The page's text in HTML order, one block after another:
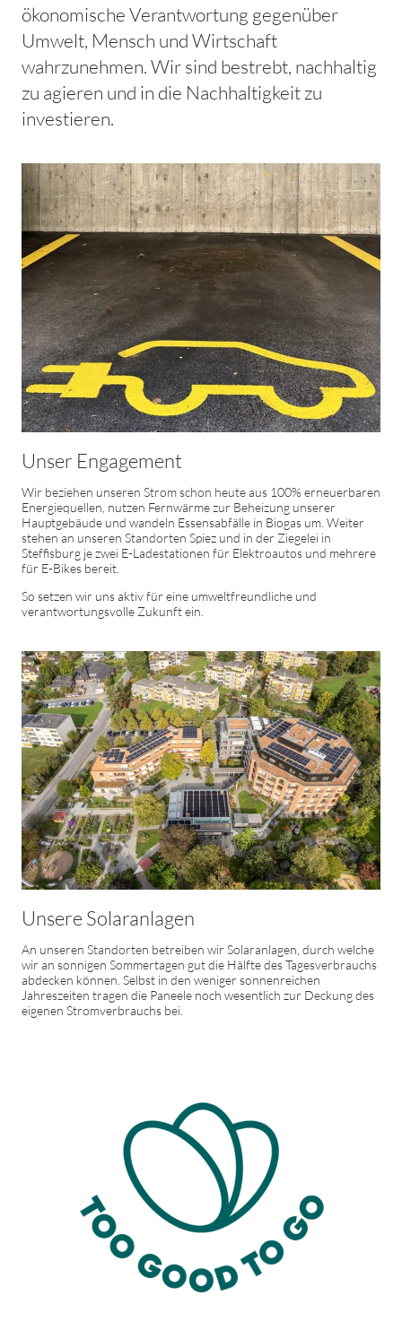
ökonomische Verantwortung gegenüber
Umwelt, Mensch und Wirtschaft
wahrzunehmen. Wir sind bestrebt, nachhaltig
zu agieren und in die Nachhaltigkeit zu
investieren.
Unser Engagement
Wir beziehen unseren Strom schon heute aus 100% erneuerbaren
Energiequellen, nutzen Fernwärme zur Beheizung unserer
Hauptgebäude und wandeln Essensabfälle in Biogas um. Weiter
stehen an unseren Standorten Spiez und in der Ziegelei in
Steffisburg je zwei E-Ladestationen für Elektroautos und mehrere
für E-Bikes bereit.
So setzen wir uns aktiv für eine umweltfreundliche und
verantwortungsvolle Zukunft ein.
Unsere Solaranlagen
An unseren Standorten betreiben wir Solaranlagen, durch welche
wir an sonnigen Sommertagen gut die Hälfte des Tagesverbrauchs
abdecken können. Selbst in den weniger sonnenreichen
Jahreszeiten tragen die Paneele noch wesentlich zur Deckung des
eigenen Stromverbrauchs bei.